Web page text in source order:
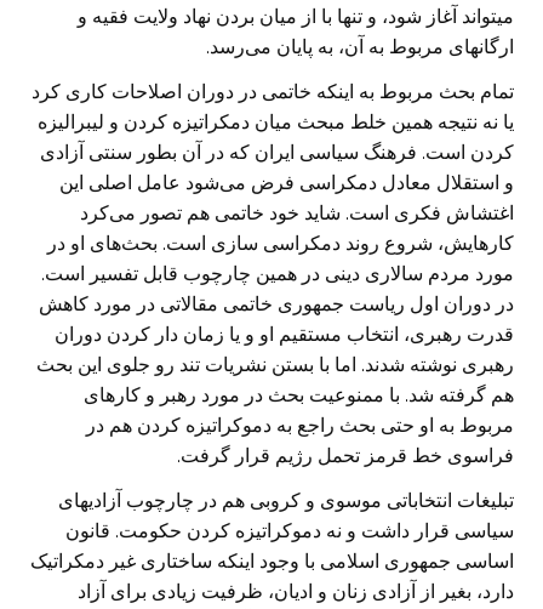
میتواند آغاز شود، و تنها با از میان بردن نهاد ولایت فقیه و
ارگانهای مربوط به آن، به پایان می‌رسد.
تمام بحث مربوط به اینکه خاتمی در دوران اصلاحات کاری کرد
یا نه نتیجه همین خلط مبحث میان دمکراتیزه کردن و لیبرالیزه
کردن است. فرهنگ سیاسی ایران که در آن بطور سنتی آزادی
و استقلال معادل دمکراسی فرض می‌شود عامل اصلی این
اغتشاش فکری است. شاید خود خاتمی هم تصور می‌کرد
کارهایش، شروع روند دمکراسی سازی است. بحث‌های او در
مورد مردم سالاری دینی در همین چارچوب قابل تفسیر است.
در دوران اول ریاست جمهوری خاتمی مقالاتی در مورد کاهش
قدرت رهبری، انتخاب مستقیم او و یا زمان دار کردن دوران
رهبری نوشته شدند. اما با بستن نشریات تند رو جلوی این بحث
هم گرفته شد. با ممنوعیت بحث در مورد رهبر و کارهای
مربوط به او حتی بحث راجع به دموکراتیزه کردن هم در
فراسوی خط قرمز تحمل رژیم قرار گرفت.
تبلیغات انتخاباتی موسوی و کروبی هم در چارچوب آزادیهای
سیاسی قرار داشت و نه دموکراتیزه کردن حکومت. قانون
اساسی جمهوری اسلامی با وجود اینکه ساختاری غیر دمکراتیک
دارد، بغیر از آزادی زنان و ادیان، ظرفیت زیادی برای آزاد